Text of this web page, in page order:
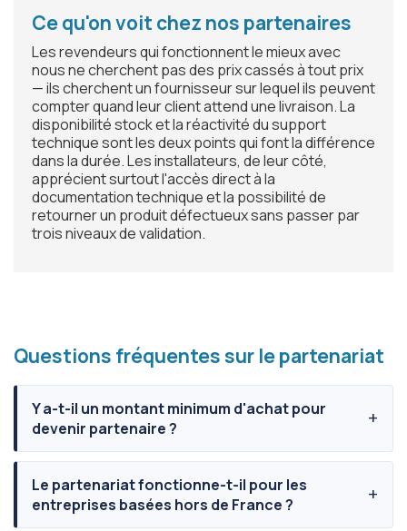
Ce qu'on voit chez nos partenaires
Les revendeurs qui fonctionnent le mieux avec
nous ne cherchent pas des prix cassés à tout prix
— ils cherchent un fournisseur sur lequel ils peuvent
compter quand leur client attend une livraison. La
disponibilité stock et la réactivité du support
technique sont les deux points qui font la différence
dans la durée. Les installateurs, de leur côté,
apprécient surtout l'accès direct à la
documentation technique et la possibilité de
retourner un produit défectueux sans passer par
trois niveaux de validation.
Questions fréquentes sur le partenariat
Y a-t-il un montant minimum d'achat pour
devenir partenaire ?
Le partenariat fonctionne-t-il pour les
entreprises basées hors de France ?